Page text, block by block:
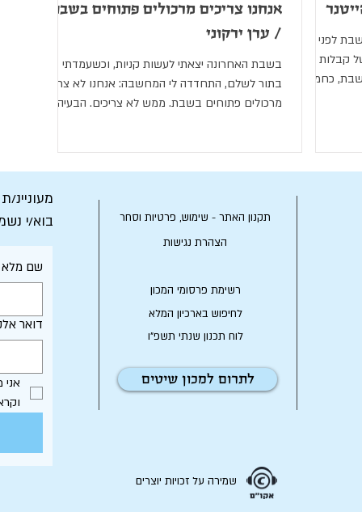
לפני
קבלות
כחמש
אנחנו צריכים מרכולים פתוחים בשבת?
/ ערן ירקוני
בשבת האחרונה יצאתי לעשות קניות, וכשעמדתי
בתור לשלם, התחדדה לי המחשבה: אנחנו לא צריכים
מרכולים פתוחים בשבת. ממש לא צריכים. הבעיה
מעוניינ/
בוא/י
שם מלא
דואר
תקנון האתר - שימוש, פרטיות וסחר
הצהרת נגישות
רשימת פרסומי המכון
לחיפוש בארכיון המלא
לוח תכנון שנתי תשפ"ו
לתרום למכון שיטים
שמירה על זכויות יוצרים